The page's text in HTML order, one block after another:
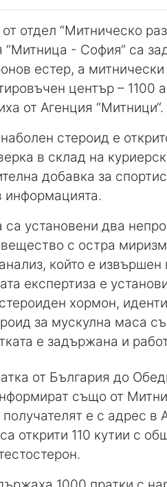
отдел “Митническо
“Митница - София“ са
естер, а
център – 1100
от Агенция “Митници“.
стероид е
в склад на
добавка за
информацията.
са установени два
с остра
който е
експертиза е
хормон,
за мускулна маса
е задържана и
от България до
също от
е с адрес в
открити 110 кутии с